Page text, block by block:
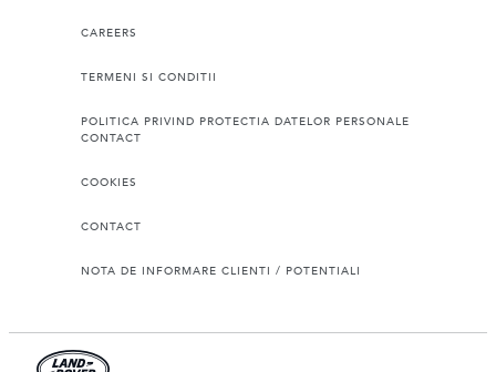
CAREERS
TERMENI SI CONDITII
POLITICA PRIVIND PROTECTIA DATELOR PERSONALE
CONTACT
COOKIES
CONTACT
NOTA DE INFORMARE CLIENTI / POTENTIALI